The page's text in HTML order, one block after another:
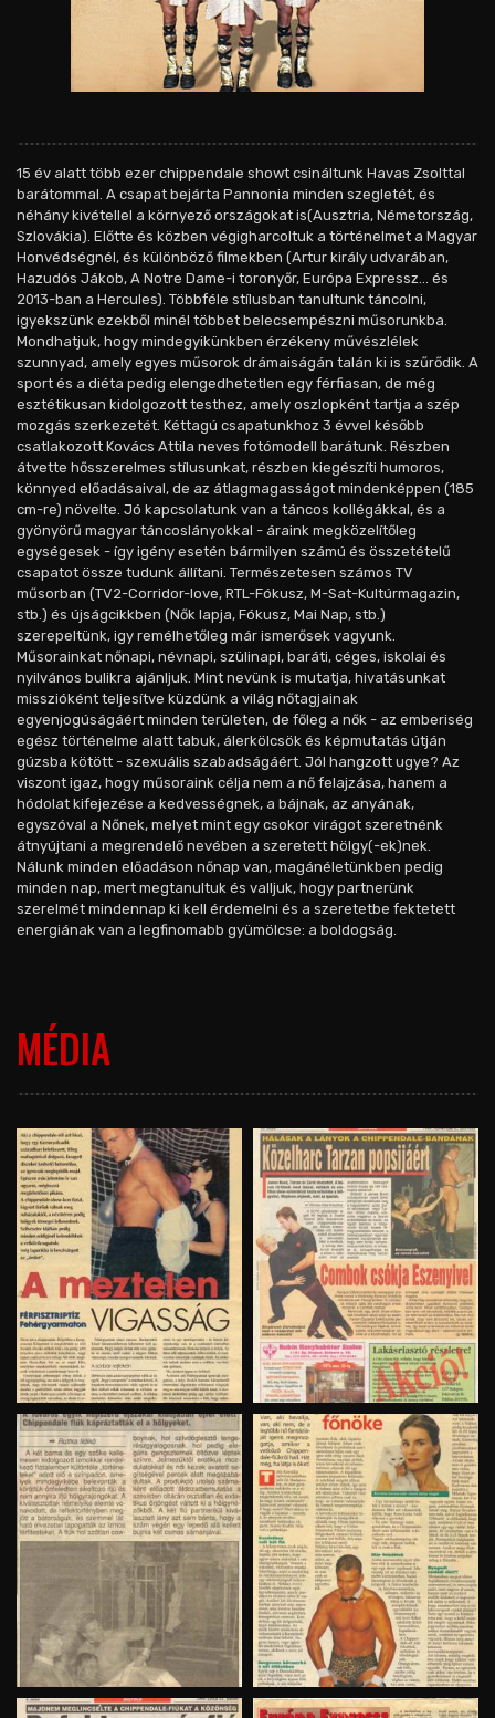
15 év alatt több ezer chippendale showt csináltunk Havas Zsolttal
barátommal. A csapat bejárta Pannonia minden szegletét, és
néhány kivétellel a környező országokat is(Ausztria, Németország,
Szlovákia). Előtte és közben végigharcoltuk a történelmet a Magyar
Honvédségnél, és különböző filmekben (Artur király udvarában,
Hazudós Jákob, A Notre Dame-i toronyőr, Európa Expressz... és
2013-ban a Hercules). Többféle stílusban tanultunk táncolni,
igyekszünk ezekből minél többet belecsempészni műsorunkba.
Mondhatjuk, hogy mindegyikünkben érzékeny művészlélek
szunnyad, amely egyes műsorok drámaiságán talán ki is szűrődik. A
sport és a diéta pedig elengedhetetlen egy férfiasan, de még
esztétikusan kidolgozott testhez, amely oszlopként tartja a szép
mozgás szerkezetét. Kéttagú csapatunkhoz 3 évvel később
csatlakozott Kovács Attila neves fotómodell barátunk. Részben
átvette hősszerelmes stílusunkat, részben kiegészíti humoros,
könnyed előadásaival, de az átlagmagasságot mindenképpen (185
cm-re) növelte. Jó kapcsolatunk van a táncos kollégákkal, és a
gyönyörű magyar táncoslányokkal - áraink megközelítőleg
egységesek - így igény esetén bármilyen számú és összetételű
csapatot össze tudunk állítani. Természetesen számos TV
műsorban (TV2-Corridor-love, RTL-Fókusz, M-Sat-Kultúrmagazin,
stb.) és újságcikkben (Nők lapja, Fókusz, Mai Nap, stb.)
szerepeltünk, igy remélhetőleg már ismerősek vagyunk.
Műsorainkat nőnapi, névnapi, szülinapi, baráti, céges, iskolai és
nyilvános bulikra ajánljuk. Mint nevünk is mutatja, hivatásunkat
misszióként teljesítve küzdünk a világ nőtagjainak
egyenjogúságáért minden területen, de főleg a nők - az emberiség
egész történelme alatt tabuk, álerkölcsök és képmutatás útján
gúzsba kötött - szexuális szabadságáért. Jól hangzott ugye? Az
viszont igaz, hogy műsoraink célja nem a nő felajzása, hanem a
hódolat kifejezése a kedvességnek, a bájnak, az anyának,
egyszóval a Nőnek, melyet mint egy csokor virágot szeretnénk
átnyújtani a megrendelő nevében a szeretett hölgy(-ek)nek.
Nálunk minden előadáson nőnap van, magánéletünkben pedig
minden nap, mert megtanultuk és valljuk, hogy partnerünk
szerelmét mindennap ki kell érdemelni és a szeretetbe fektetett
energiának van a legfinomabb gyümölcse: a boldogság.
MÉDIA